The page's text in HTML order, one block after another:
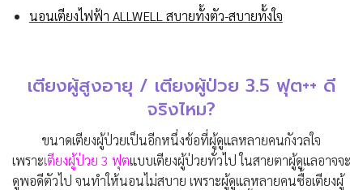
นอนเตียงไฟฟ้า ALLWELL สบายทั้งตัว-สบายทั้งใจ
เตียงผู้สูงอายุ / เตียงผู้ป่วย 3.5 ฟุต++ ดี
จริงไหม?
ขนาดเตียงผู้ป่วยเป็นอีกหนึ่งข้อที่ผู้ดูแลหลายคนกังวลใจ
เพราะเตียงผู้ป่วย 3 ฟุตแบบเตียงผู้ป่วยทั่วไป ในสายตาผู้ดูแลอาจจะ
ดูพอดีตัวไป จนทำให้นอนไม่สบาย เพราะผู้ดูแลหลายคนซื้อเตียงผู้